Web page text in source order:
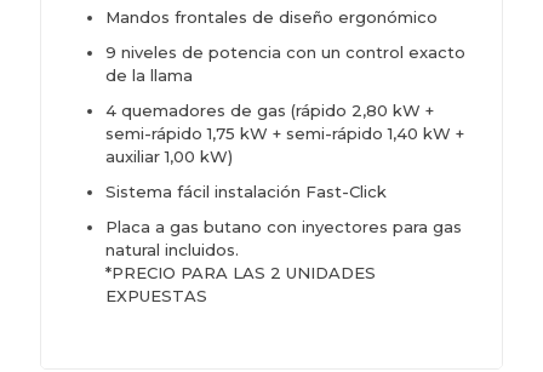
Mandos frontales de diseño ergonómico
9 niveles de potencia con un control exacto
de la llama
4 quemadores de gas (rápido 2,80 kW +
semi-rápido 1,75 kW + semi-rápido 1,40 kW +
auxiliar 1,00 kW)
Sistema fácil instalación Fast-Click
Placa a gas butano con inyectores para gas
natural incluidos.
*PRECIO PARA LAS 2 UNIDADES
EXPUESTAS